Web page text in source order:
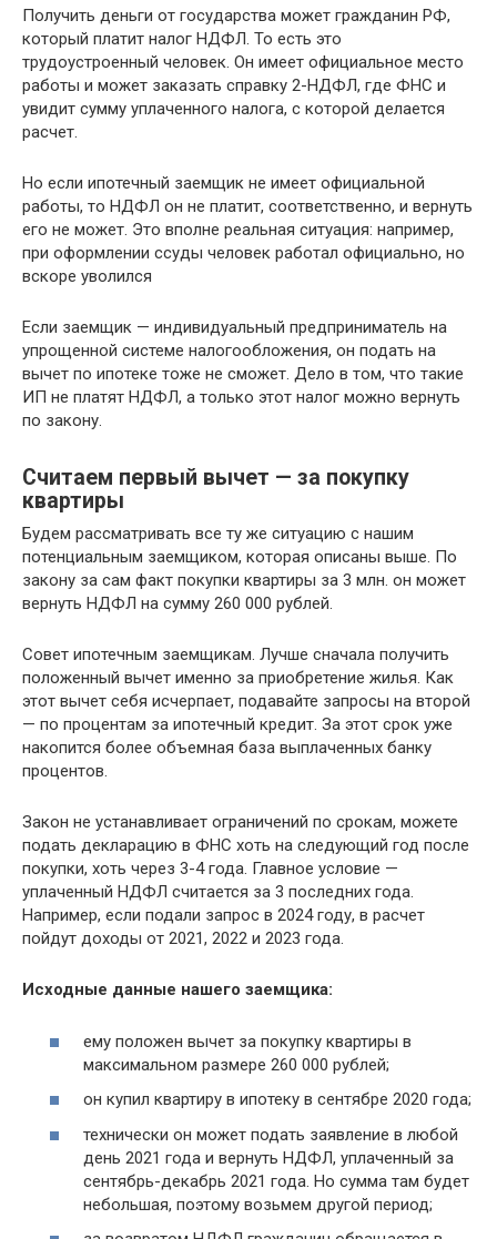
Получить деньги от государства может гражданин РФ,
который платит налог НДФЛ. То есть это
трудоустроенный человек. Он имеет официальное место
работы и может заказать справку 2-НДФЛ, где ФНС и
увидит сумму уплаченного налога, с которой делается
расчет.
Но если ипотечный заемщик не имеет официальной
работы, то НДФЛ он не платит, соответственно, и вернуть
его не может. Это вполне реальная ситуация: например,
при оформлении ссуды человек работал официально, но
вскоре уволился
Если заемщик — индивидуальный предприниматель на
упрощенной системе налогообложения, он подать на
вычет по ипотеке тоже не сможет. Дело в том, что такие
ИП не платят НДФЛ, а только этот налог можно вернуть
по закону.
Считаем первый вычет — за покупку
квартиры
Будем рассматривать все ту же ситуацию с нашим
потенциальным заемщиком, которая описаны выше. По
закону за сам факт покупки квартиры за 3 млн. он может
вернуть НДФЛ на сумму 260 000 рублей.
Совет ипотечным заемщикам. Лучше сначала получить
положенный вычет именно за приобретение жилья. Как
этот вычет себя исчерпает, подавайте запросы на второй
— по процентам за ипотечный кредит. За этот срок уже
накопится более объемная база выплаченных банку
процентов.
Закон не устанавливает ограничений по срокам, можете
подать декларацию в ФНС хоть на следующий год после
покупки, хоть через 3-4 года. Главное условие —
уплаченный НДФЛ считается за 3 последних года.
Например, если подали запрос в 2024 году, в расчет
пойдут доходы от 2021, 2022 и 2023 года.
Исходные данные нашего заемщика:
ему положен вычет за покупку квартиры в
максимальном размере 260 000 рублей;
он купил квартиру в ипотеку в сентябре 2020 года;
технически он может подать заявление в любой
день 2021 года и вернуть НДФЛ, уплаченный за
сентябрь-декабрь 2021 года. Но сумма там будет
небольшая, поэтому возьмем другой период;